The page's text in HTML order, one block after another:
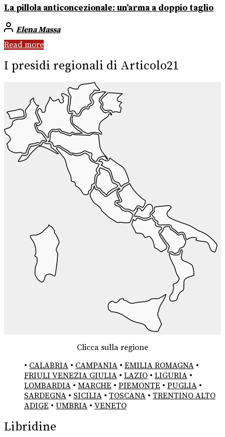
La pillola anticoncezionale: un’arma a doppio taglio
Elena Massa
Read more
I presidi regionali di Articolo21
Clicca sulla regione
• CALABRIA • CAMPANIA • EMILIA ROMAGNA •
FRIULI VENEZIA GIULIA • LAZIO • LIGURIA •
LOMBARDIA • MARCHE • PIEMONTE • PUGLIA •
SARDEGNA • SICILIA • TOSCANA • TRENTINO ALTO
ADIGE • UMBRIA • VENETO
Libridine